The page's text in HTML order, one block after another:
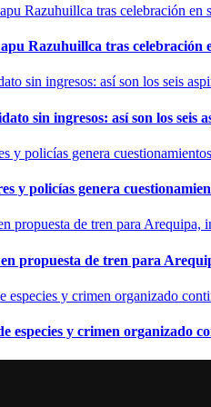
Razuhuillca tras celebración
sin ingresos: así son los seis
y policías genera
propuesta de tren para
especies y crimen organizado